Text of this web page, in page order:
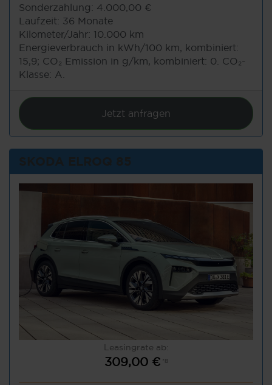
Sonderzahlung: 4.000,00 €
Laufzeit: 36 Monate
Kilometer/Jahr: 10.000 km
Energieverbrauch in kWh/100 km, kombiniert:
15,9; CO₂ Emission in g/km, kombiniert: 0. CO₂-
Klasse: A.
Jetzt anfragen
Leasingrate ab:
309,00 €*8